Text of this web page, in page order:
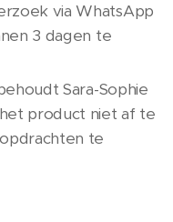
via WhatsApp
3 dagen te
Sara-Sophie
product niet af te
te